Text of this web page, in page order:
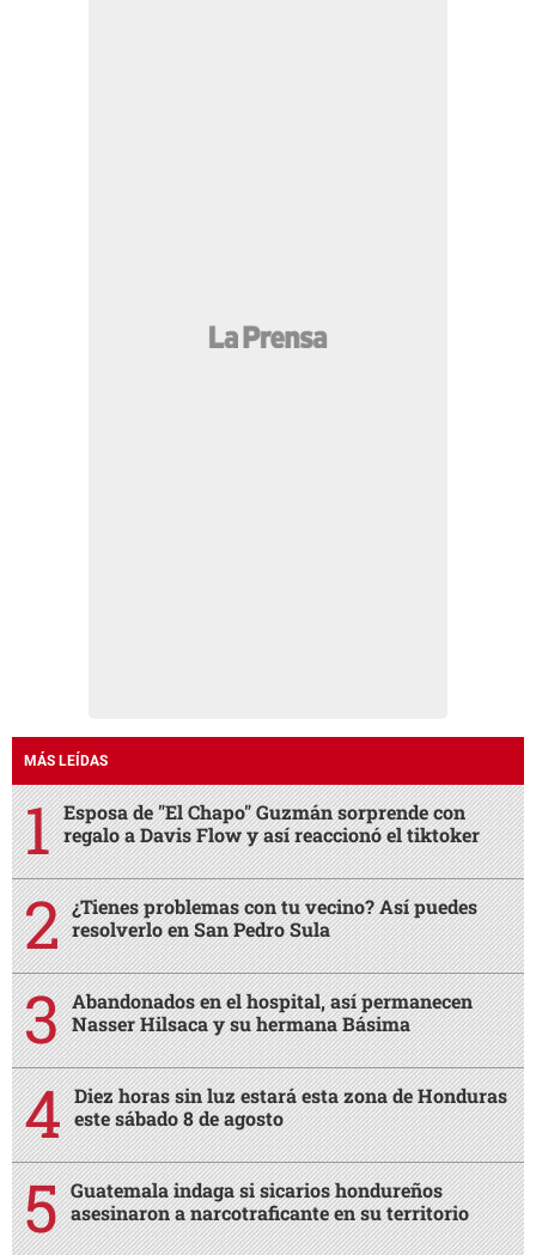
MÁS LEÍDAS
Esposa de "El Chapo" Guzmán sorprende con
regalo a Davis Flow y así reaccionó el tiktoker
¿Tienes problemas con tu vecino? Así puedes
resolverlo en San Pedro Sula
Abandonados en el hospital, así permanecen
Nasser Hilsaca y su hermana Básima
Diez horas sin luz estará esta zona de Honduras
este sábado 8 de agosto
Guatemala indaga si sicarios hondureños
asesinaron a narcotraficante en su territorio